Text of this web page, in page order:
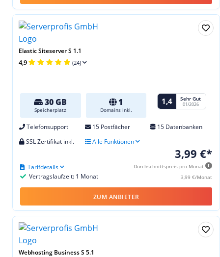
Elastic Siteserver S 1.1
4,9 (24)
30 GB
Speicherplatz
1
Domains inkl.
1,4 Sehr Gut
01/2026
Telefonsupport 15 Postfächer
15 Datenbanken
SSL Zertifikat inkl.
Alle Funktionen
3,99 €*
Durchschnittspreis pro Monat
3,99 €/Monat
Vertragslaufzeit: 1 Monat
Tarifdetails
ZUM ANBIETER
Webhosting Business S 5.1